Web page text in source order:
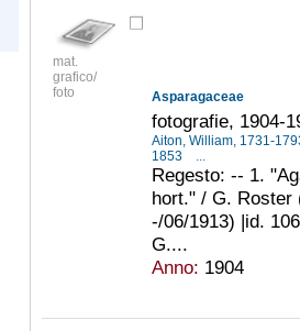
mat.
grafico/
foto
Asparagaceae
fotografie, 1904-
Aiton, William, 1731-
1853
...
Regesto: -- 1.
hort." / G. Roster
-/06/1913) |id.
G....
Anno: 1904